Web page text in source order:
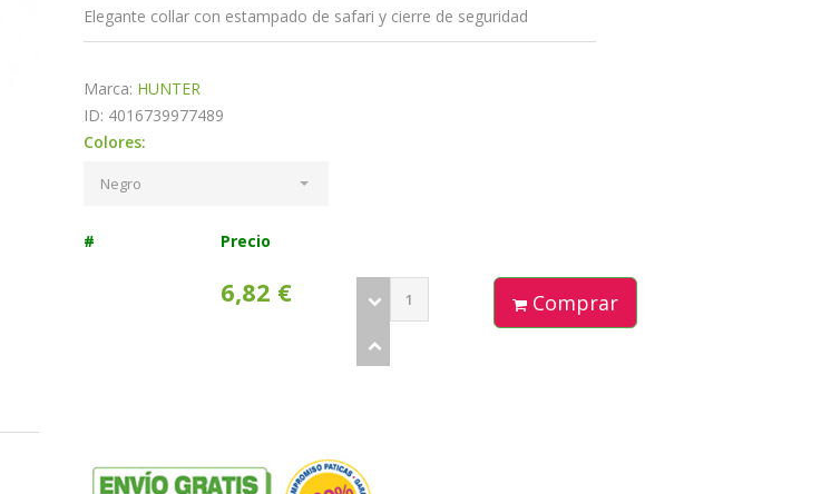
Elegante collar con estampado de safari y cierre de seguridad
Marca: HUNTER
ID: 4016739977489
Colores:
Negro
# Precio
6,82 € Comprar